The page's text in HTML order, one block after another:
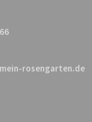
rosengarten.de